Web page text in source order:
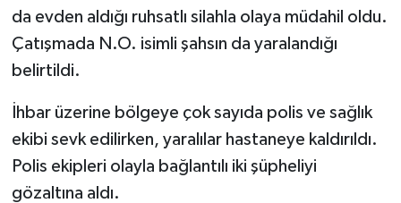
da evden aldığı ruhsatlı silahla olaya müdahil oldu.
Çatışmada N.O. isimli şahsın da yaralandığı
belirtildi.
İhbar üzerine bölgeye çok sayıda polis ve sağlık
ekibi sevk edilirken, yaralılar hastaneye kaldırıldı.
Polis ekipleri olayla bağlantılı iki şüpheliyi
gözaltına aldı.